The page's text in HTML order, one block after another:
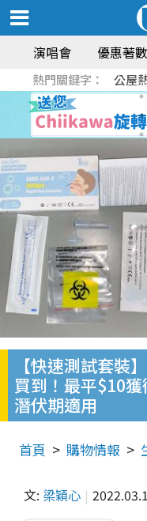
演唱會 優惠著數
熱門關鍵字： 公屋
【快速測試套裝
買到！最平$10
潛伏期適用
首頁 購物情報
文: 梁穎心